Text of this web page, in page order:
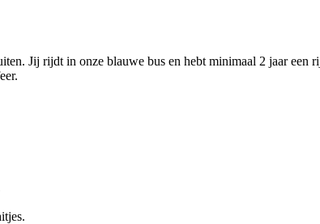
Jij rijdt in onze blauwe bus en hebt minimaal 2 jaar